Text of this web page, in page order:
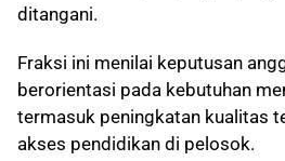
ditangani.
Fraksi ini menilai keputusan
berorientasi pada kebutuhan
termasuk peningkatan kualitas
akses pendidikan di pelosok.